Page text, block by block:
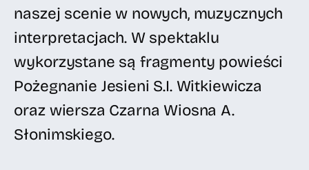
naszej scenie w nowych, muzycznych
interpretacjach. W spektaklu
wykorzystane są fragmenty powieści
Pożegnanie Jesieni S.I. Witkiewicza
oraz wiersza Czarna Wiosna A.
Słonimskiego.